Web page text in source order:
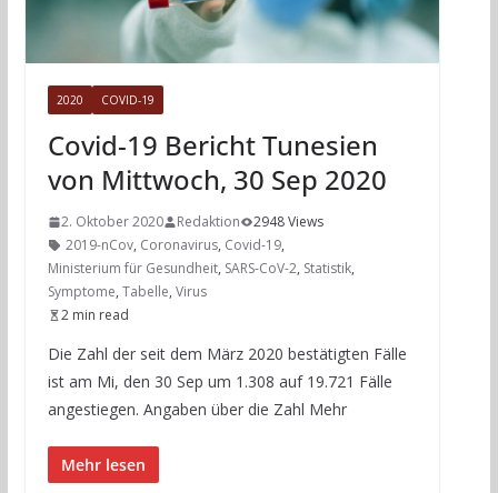
2020 COVID-19
Covid-19 Bericht Tunesien
von Mittwoch, 30 Sep 2020
2. Oktober 2020 Redaktion
2948 Views
2019-nCov, Coronavirus, Covid-19,
Ministerium für Gesundheit, SARS-CoV-2, Statistik,
Symptome, Tabelle, Virus
2 min read
Die Zahl der seit dem März 2020 bestätigten Fälle
ist am Mi, den 30 Sep um 1.308 auf 19.721 Fälle
angestiegen. Angaben über die Zahl Mehr
Mehr lesen